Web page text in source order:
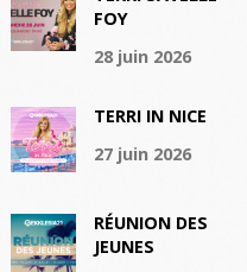
FOY
28 juin 2026
TERRI IN NICE
27 juin 2026
RÉUNION DES
JEUNES